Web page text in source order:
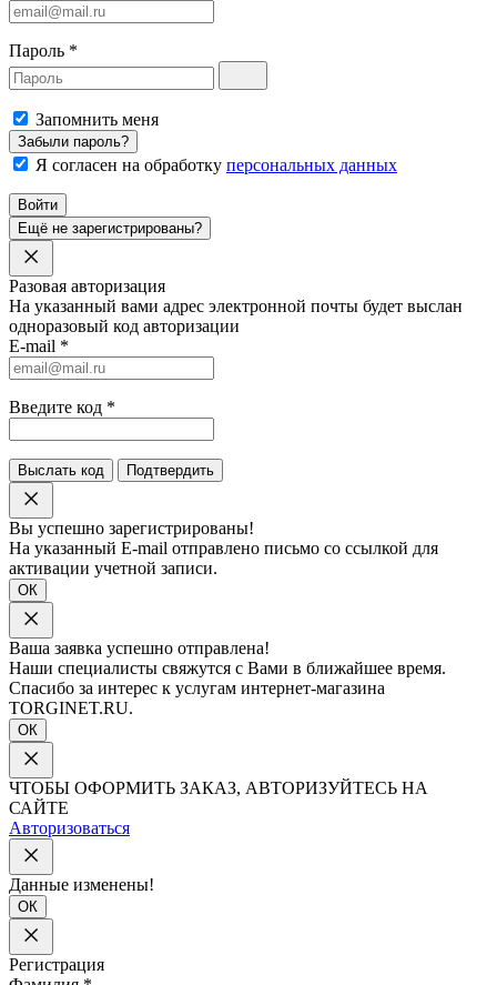
Пароль *
Запомнить меня
Забыли пароль?
Я согласен на обработку персональных данных
Войти
Ещё не зарегистрированы?
Разовая авторизация
На указанный вами адрес электронной почты будет выслан
одноразовый код авторизации
E-mail *
Введите код *
Выслать код Подтвердить
Вы успешно зарегистрированы!
На указанный E-mail отправлено письмо со ссылкой для
активации учетной записи.
ОК
Ваша заявка успешно отправлена!
Наши специалисты свяжутся с Вами в ближайшее время.
Спасибо за интерес к услугам интернет-магазина
TORGINET.RU.
ОК
ЧТОБЫ ОФОРМИТЬ ЗАКАЗ, АВТОРИЗУЙТЕСЬ НА
САЙТЕ
Авторизоваться
Данные изменены!
ОК
Регистрация